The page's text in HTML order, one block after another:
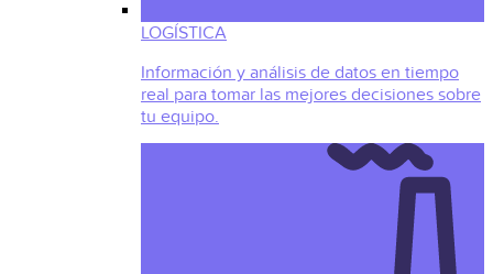
LOGÍSTICA
Información y análisis de datos en tiempo
real para tomar las mejores decisiones sobre
tu equipo.